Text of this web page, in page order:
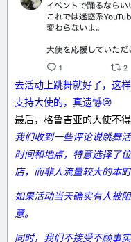
去活动上跳舞就好了，这
支持大使的，真遗憾😢
最后，格鲁吉亚的大使不
我们收到一些评论说跳舞
时间和地点，特意选择了
店，而非人流量较大的本町
如果活动当天确实有人被
意。
同时，我们不接受不顾事